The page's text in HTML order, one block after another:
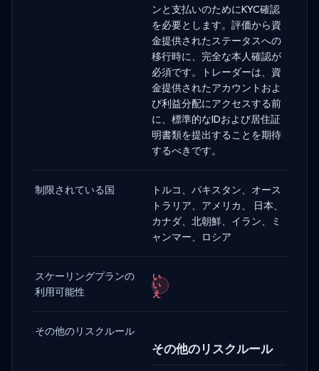
ンと支払いのためにKYC確認
を必要とします。評価から資
金提供されたステータスへの
移行時に、完全な本人確認が
必須です。トレーダーは、資
金提供されたアカウントおよ
び利益分配にアクセスする前
に、標準的なIDおよび居住証
明書類を提出することを期待
するべきです。
制限されている国
トルコ、パキスタン、オース
トラリア、アメリカ、 日本、
カナダ、北朝鮮、イラン、ミ
ャンマー、ロシア
スケーリングプランの
利用可能性
い
い
え
その他のリスクルール
その他のリスクルール